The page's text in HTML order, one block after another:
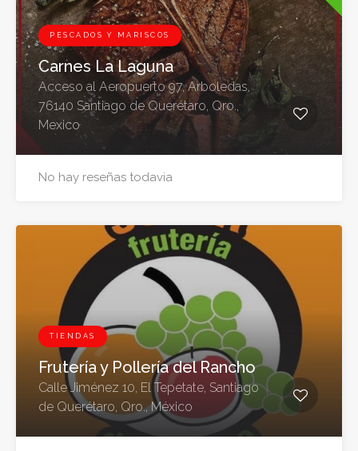
PESCADOS Y MARISCOS
Carnes La Laguna
Acceso al Aeropuerto 97, Arboledas,
76140 Santiago de Querétaro, Qro.,
Mexico
No hay reseñas todavia
TIENDAS
Frutería y Pollería del Rancho
Calle Jiménez 10, El Tepetate, Santiago
de Querétaro, Qro., México